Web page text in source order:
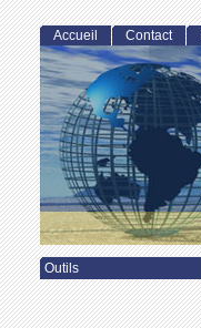
Accueil Contact
Outils